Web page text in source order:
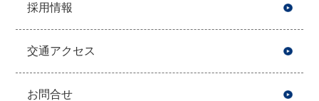
採用情報
交通アクセス
お問合せ